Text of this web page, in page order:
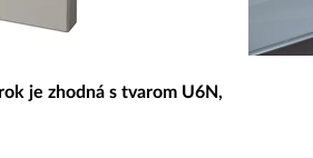
je zhodná s tvarom U6N,